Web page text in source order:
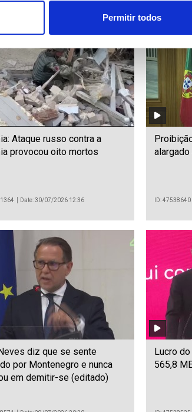
Permitir todos
Ataque russo contra a
provocou oito mortos
Date: 30/07/2026 12:36
alargado
ID: 47538640
diz que se sente
por Montenegro e nunca
em demitir-se (editado)
Lucro
565,8